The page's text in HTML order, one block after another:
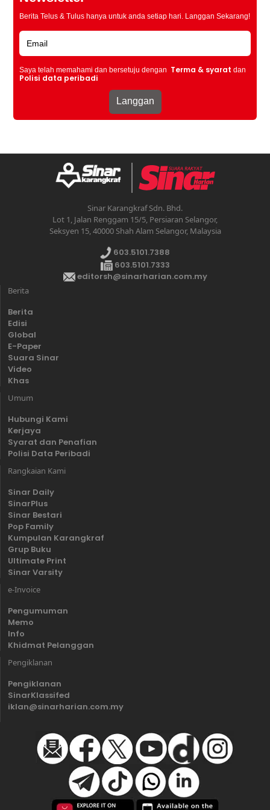
Berita Telus & Tulus hanya untuk anda setiap hari. Langgan Sekarang!
Saya telah memahami dan bersetuju dengan Terma & syarat dan
Polisi data peribadi
Sinar Karangkraf Sdn. Bhd.
Lot 1, Jalan Renggam 15/5, Persiaran Selangor,
Seksyen 15, 40000 Shah Alam Selangor, Malaysia
603.5101.7388
603.5101.7333
editorsh@sinarharian.com.my
Berita
Berita
Edisi
Global
E-Paper
Suara Sinar
Video
Khas
Umum
Hubungi Kami
Kerjaya
Syarat dan Penafian
Polisi Data Peribadi
Rangkaian Kami
Sinar Daily
SinarPlus
Sinar Bestari
Pop Family
Kumpulan Karangkraf
Grup Buku
Ultimate Print
Sinar Varsity
e-Invoice
Pengumuman
Memo
Info
Khidmat Pelanggan
Pengiklanan
Pengiklanan
SinarKlassifed
iklan@sinarharian.com.my